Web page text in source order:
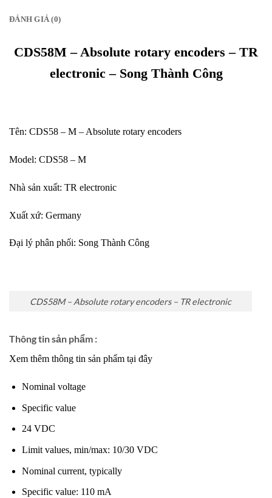
ĐÁNH GIÁ (0)
CDS58M – Absolute rotary encoders – TR
electronic – Song Thành Công
Tên: CDS58 – M – Absolute rotary encoders
Model: CDS58 – M
Nhà sản xuất: TR electronic
Xuất xứ: Germany
Đại lý phân phối: Song Thành Công
CDS58M – Absolute rotary encoders – TR electronic
Thông tin sản phẩm :
Xem thêm thông tin sản phẩm tại đây
Nominal voltage
Specific value
24 VDC
Limit values, min/max: 10/30 VDC
Nominal current, typically
Specific value: 110 mA